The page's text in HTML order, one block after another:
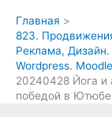
Главная
823.
Реклама,
Wordpress. Moodle
20240428 Йога и
победой в